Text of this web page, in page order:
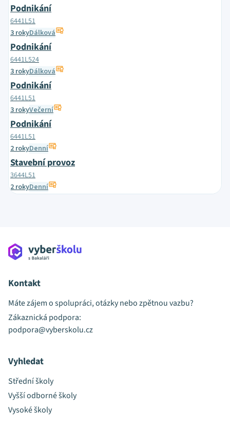
Podnikání
6441L51
3 rokyDálková
Podnikání
6441L524
3 rokyDálková
Podnikání
6441L51
3 rokyVečerní
Podnikání
6441L51
2 rokyDenní
Stavební provoz
3644L51
2 rokyDenní
Kontakt
Máte zájem o spolupráci, otázky nebo zpětnou vazbu?
Zákaznická podpora:
podpora@vyberskolu.cz
Vyhledat
Střední školy
Vyšší odborné školy
Vysoké školy